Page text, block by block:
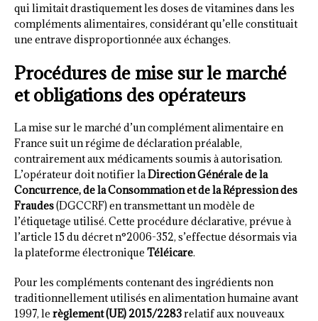
qui limitait drastiquement les doses de vitamines dans les
compléments alimentaires, considérant qu’elle constituait
une entrave disproportionnée aux échanges.
Procédures de mise sur le marché
et obligations des opérateurs
La mise sur le marché d’un complément alimentaire en
France suit un régime de déclaration préalable,
contrairement aux médicaments soumis à autorisation.
L’opérateur doit notifier laDirection Générale de la
Concurrence, de la Consommation et de la Répression des
Fraudes(DGCCRF) en transmettant un modèle de
l’étiquetage utilisé. Cette procédure déclarative, prévue à
l’article 15 du décret n°2006-352, s’effectue désormais via
la plateforme électronique Téléicare.
Pour les compléments contenant des ingrédients non
traditionnellement utilisés en alimentation humaine avant
1997, le règlement (UE) 2015/2283relatif aux nouveaux